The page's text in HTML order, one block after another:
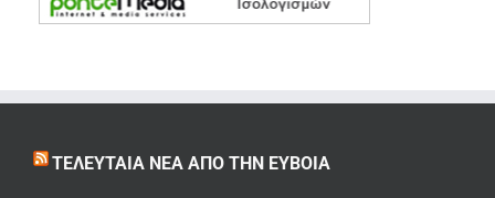
ΤΕΛΕΥΤΑΊΑ ΝΈΑ ΑΠΌ ΤΗΝ ΕΎΒΟΙΑ